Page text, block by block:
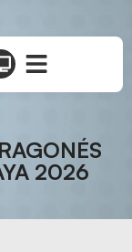
2026